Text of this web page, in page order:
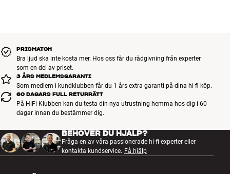
PRISMATCH
Bra ljud ska inte kosta mer. Hos oss får du rådgivning från experter
som en del av priset.
3 ÅRS MEDLEMSGARANTI
Som medlem i kundklubben får du 1 års extra garanti på dina hi-fi-köp.
60 DAGARS FULL RETURRÄTT
På HiFi Klubben kan du testa din nya utrustning hemma hos dig i 60
dagar innan du bestämmer dig.
BEHÖVER DU HJÄLP?
Fråga en av våra passionerade hi-fi-experter eller
kontakta kundservice. Få hjälp